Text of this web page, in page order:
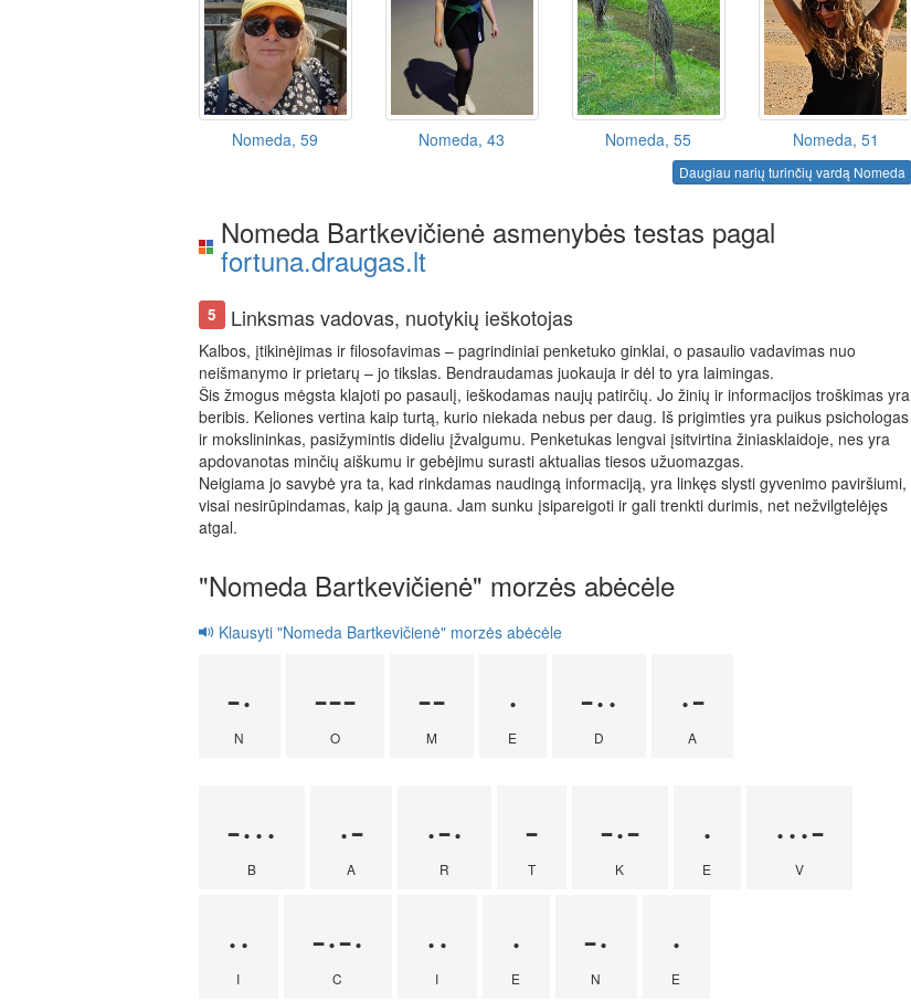
Nomeda, 59 Nomeda, 43 Nomeda, 55 Nomeda, 51
Daugiau narių turinčių vardą Nomeda
Nomeda Bartkevičienė asmenybės testas pagal
fortuna.draugas.lt
5 Linksmas vadovas, nuotykių ieškotojas
Kalbos, įtikinėjimas ir filosofavimas – pagrindiniai penketuko ginklai, o pasaulio vadavimas nuo
neišmanymo ir prietarų – jo tikslas. Bendraudamas juokauja ir dėl to yra laimingas.
Šis žmogus mėgsta klajoti po pasaulį, ieškodamas naujų patirčių. Jo žinių ir informacijos troškimas yra
beribis. Keliones vertina kaip turtą, kurio niekada nebus per daug. Iš prigimties yra puikus psichologas
ir mokslininkas, pasižymintis dideliu įžvalgumu. Penketukas lengvai įsitvirtina žiniasklaidoje, nes yra
apdovanotas minčių aiškumu ir gebėjimu surasti aktualias tiesos užuomazgas.
Neigiama jo savybė yra ta, kad rinkdamas naudingą informaciją, yra linkęs slysti gyvenimo paviršiumi,
visai nesirūpindamas, kaip ją gauna. Jam sunku įsipareigoti ir gali trenkti durimis, net nežvilgtelėjęs
atgal.
"Nomeda Bartkevičienė" morzės abėcėle
Klausyti "Nomeda Bartkevičienė" morzės abėcėle
-·
N
---
O
--
M
·
E
-··
D
·-
A
-···
B
·-
A
·-·
R
-
T
-·-
K
·
E
···-
V
··
I
-·-·
C
··
I
·
E
-·
N
·
E